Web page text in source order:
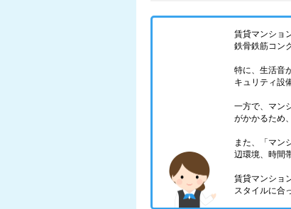
賃貸マンショ
鉄骨鉄筋コン
特に、生活音
キュリティ設
一方で、マン
がかかるため
また、「マン
辺環境、時間
賃貸マンショ
スタイルに合